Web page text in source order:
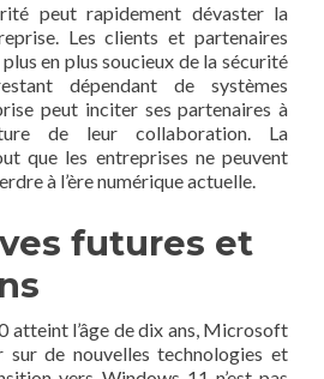
peut rapidement dévaster la
Les clients et partenaires
en plus soucieux de la sécurité
dépendant de systèmes
peut inciter ses partenaires à
de leur collaboration. La
que les entreprises ne peuvent
à l’ère numérique actuelle.
futures et
atteint l’âge de dix ans, Microsoft
sur de nouvelles technologies et